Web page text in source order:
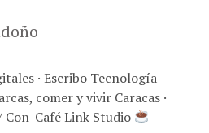
· Escribo Tecnología
comer y vivir Caracas ·
Café Link Studio